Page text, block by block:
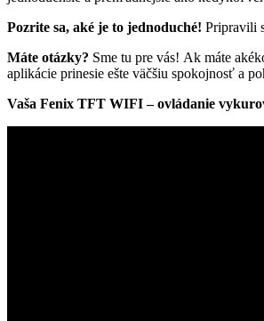
Pozrite sa, aké je to jednoduché! Pripravili
Máte otázky? Sme tu pre vás! Ak máte
aplikácie prinesie ešte väčšiu spokojnosť a
Vaša Fenix TFT WIFI – ovládanie